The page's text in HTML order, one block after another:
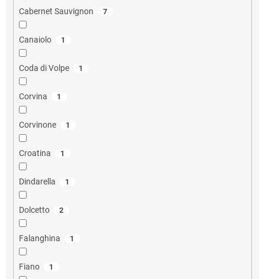
Cabernet Sauvignon 7
Canaiolo 1
Coda di Volpe 1
Corvina 1
Corvinone 1
Croatina 1
Dindarella 1
Dolcetto 2
Falanghina 1
Fiano 1